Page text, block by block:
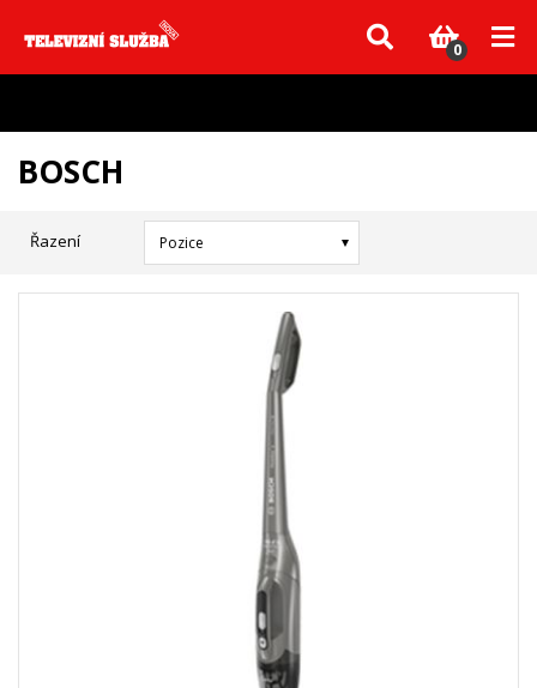
Vzhledem k aktuální situaci se může dodání dílů, které nejsou skladem,
zpozdit. Děkujeme za pochopení.
0
BOSCH
Řazení Pozice